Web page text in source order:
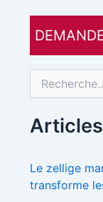
h
e
h
e
Le zellige
transforme